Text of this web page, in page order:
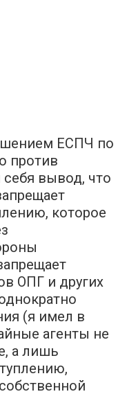
ЕСПЧ по
против
себя вывод, что
которое
ОПГ и других
(я имел в
агенты не
а лишь